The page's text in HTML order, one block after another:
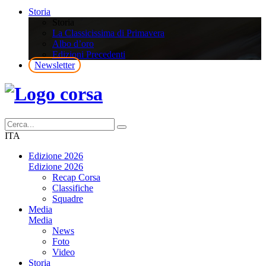
Storia
La Classicissima di Primavera
Albo d’oro
Edizioni Precedenti
Newsletter
ITA
Edizione 2026
Edizione 2026
Recap Corsa
Classifiche
Squadre
Media
Media
News
Foto
Video
Storia